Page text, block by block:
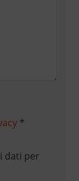
*
dati per